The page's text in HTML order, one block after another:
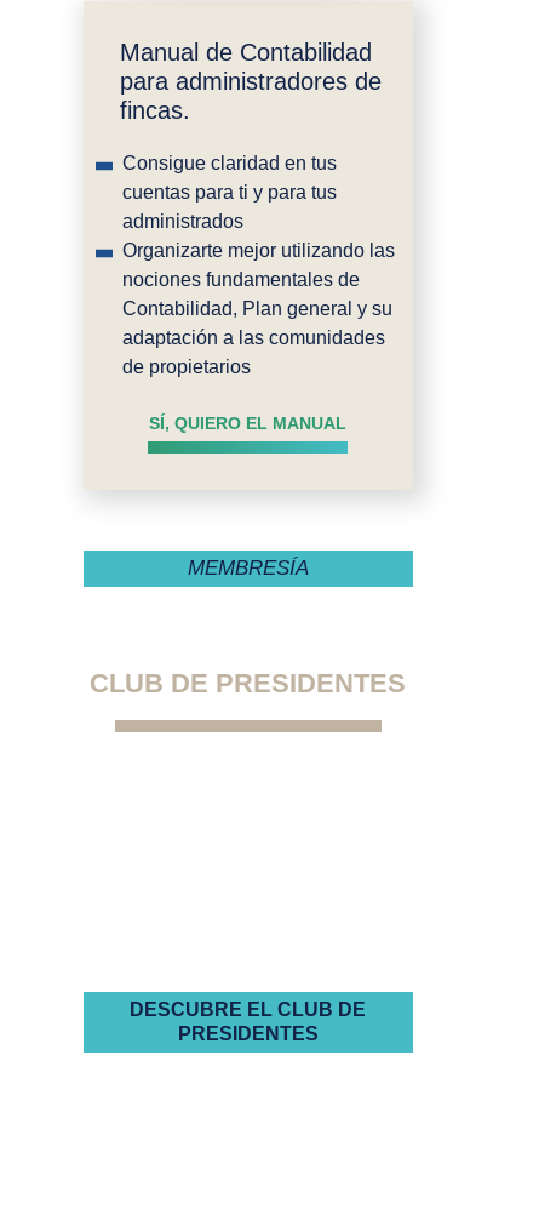
Manual de Contabilidad
para administradores de
fincas.
Consigue claridad en tus
cuentas para ti y para tus
administrados
Organizarte mejor utilizando las
nociones fundamentales de
Contabilidad, Plan general y su
adaptación a las comunidades
de propietarios
SÍ, QUIERO EL MANUAL
MEMBRESÍA
CLUB DE PRESIDENTES
DESCUBRE EL CLUB DE
PRESIDENTES